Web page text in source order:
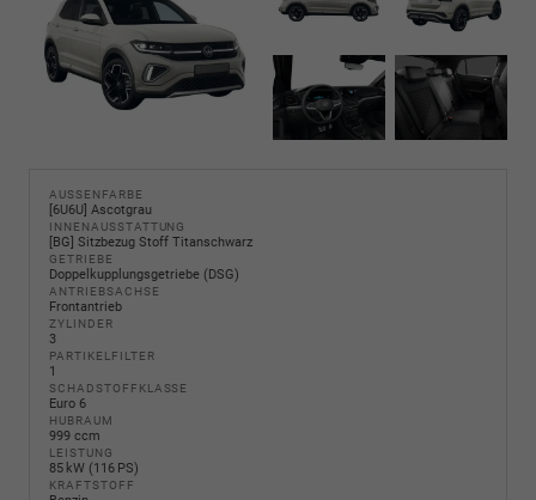
AUSSENFARBE
[6U6U] Ascotgrau
INNENAUSSTATTUNG
[BG] Sitzbezug Stoff Titanschwarz
GETRIEBE
Doppelkupplungsgetriebe (DSG)
ANTRIEBSACHSE
Frontantrieb
ZYLINDER
3
PARTIKELFILTER
1
SCHADSTOFFKLASSE
Euro 6
HUBRAUM
999 ccm
LEISTUNG
85 kW (116 PS)
KRAFTSTOFF